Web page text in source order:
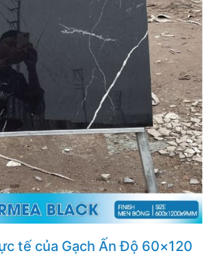
tế của Gạch Ấn Độ 60×120